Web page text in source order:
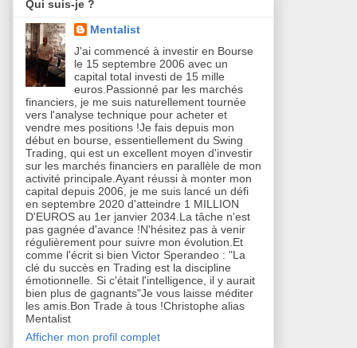
Qui suis-je ?
Mentalist
J'ai commencé à investir en Bourse
le 15 septembre 2006 avec un
capital total investi de 15 mille
euros.Passionné par les marchés
financiers, je me suis naturellement tournée
vers l'analyse technique pour acheter et
vendre mes positions !Je fais depuis mon
début en bourse, essentiellement du Swing
Trading, qui est un excellent moyen d'investir
sur les marchés financiers en parallèle de mon
activité principale.Ayant réussi à monter mon
capital depuis 2006, je me suis lancé un défi
en septembre 2020 d'atteindre 1 MILLION
D'EUROS au 1er janvier 2034.La tâche n'est
pas gagnée d'avance !N'hésitez pas à venir
régulièrement pour suivre mon évolution.Et
comme l'écrit si bien Victor Sperandeo : "La
clé du succès en Trading est la discipline
émotionnelle. Si c'était l'intelligence, il y aurait
bien plus de gagnants"Je vous laisse méditer
les amis.Bon Trade à tous !Christophe alias
Mentalist
Afficher mon profil complet